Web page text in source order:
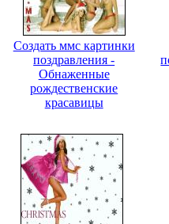
Создать ммс картинки
поздравления -
Обнаженные
рождественские
красавицы